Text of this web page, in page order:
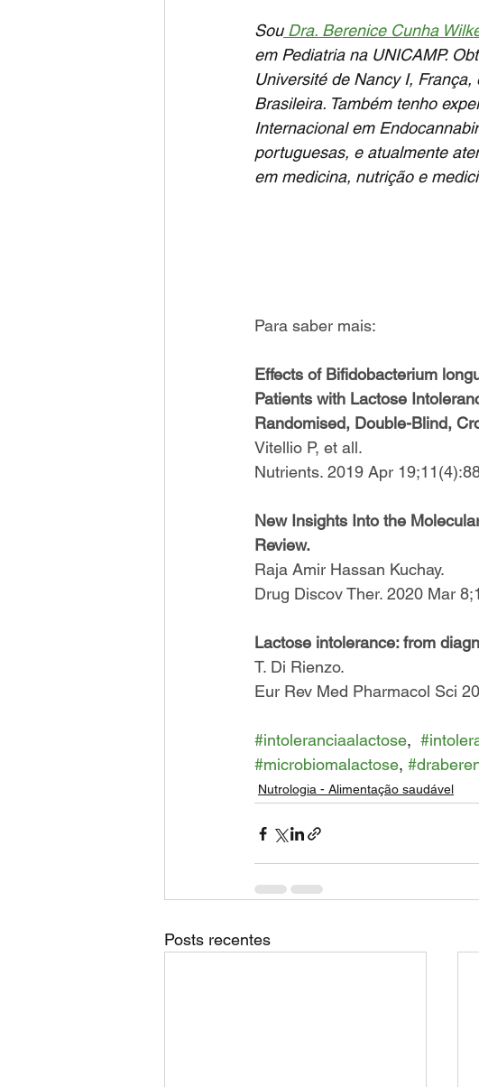
Sou Dra. Berenice Cunha
em Pediatria na UNICAMP.
Université de Nancy I,
Brasileira. Também tenho
Internacional em
portuguesas, e atualmente
em medicina, nutrição e
Para saber mais:
Effects of Bifidobacterium
Patients with Lactose
Randomised, Double-Blind,
Vitellio P, et all.
Nutrients. 2019 Apr
New Insights Into the
Review.
Raja Amir Hassan Kuchay.
Drug Discov Ther. 2020 Mar
Lactose intolerance: from
T. Di Rienzo.
Eur Rev Med Pharmacol Sci
#intoleranciaalactose,
#microbiomalactose,
Nutrologia - Alimentação saudável
Posts recentes